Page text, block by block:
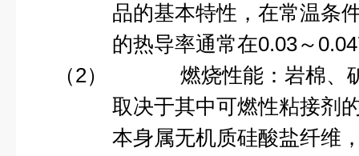
品的基本特性，在常温条
的热导率通常在0.03～
（2）
燃烧性能 ：岩棉
取决于其中可燃性粘接剂
本身属无机质硅酸盐纤维